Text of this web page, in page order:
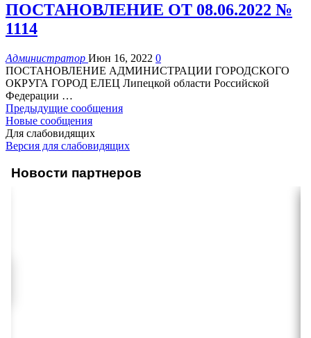
ПОСТАНОВЛЕНИЕ ОТ 08.06.2022 №
1114
Администратор Июн 16, 2022 0
ПОСТАНОВЛЕНИЕ АДМИНИСТРАЦИИ ГОРОДСКОГО
ОКРУГА ГОРОД ЕЛЕЦ Липецкой области Российской
Федерации …
Предыдущие сообщения
Новые сообщения
Для слабовидящих
Версия для слабовидящих
Новости партнеров